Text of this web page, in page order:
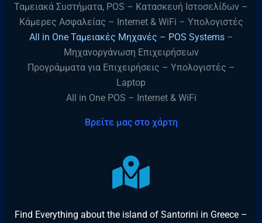
Ταμειακά Συστήματα, POS – Κατασκευή Ιστοσελίδων –
Κάμερες Ασφαλείας – Internet & WiFi – Υπολογιστές
All in One Ταμειακές Μηχανές – POS Systems–
Μηχανοργάνωση Επιχειρήσεων
Προγράμματα για Επιχειρήσεις – Υπολογιστές –
Laptop
All in One POS – Internet & WiFi
Βρείτε μας στο χάρτη
Find Everything about the island of Santorini in Greece –